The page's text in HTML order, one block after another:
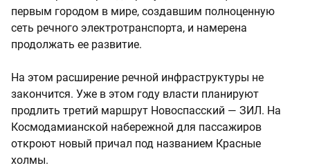
первым городом в мире, создавшим полноценную
сеть речного электротранспорта, и намерена
продолжать ее развитие.
На этом расширение речной инфраструктуры не
закончится. Уже в этом году власти планируют
продлить третий маршрут Новоспасский — ЗИЛ. На
Космодамианской набережной для пассажиров
откроют новый причал под названием Красные
холмы.